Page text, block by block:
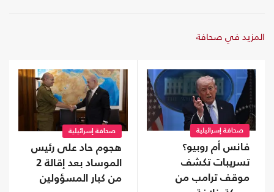
المزيد في صحافة
صحافة إسرائيلية
فانس أم روبيو؟
تسريبات تكشف
موقف ترامب من
صحافة إسرائيلية
هجوم حاد على رئيس
الموساد بعد إقالة 2
من كبار المسؤولين